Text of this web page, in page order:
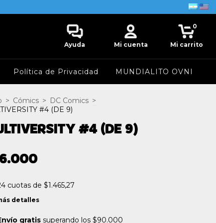
Ayuda Mi cuenta Mi carrito
0
Política de Privacidad MUNDIALITO OVNI
> Cómics > DC Comics >
#4 (DE 9)
#4 (DE 9)
cuotas de $1.465,27
detalles
gratis superando los $90.000